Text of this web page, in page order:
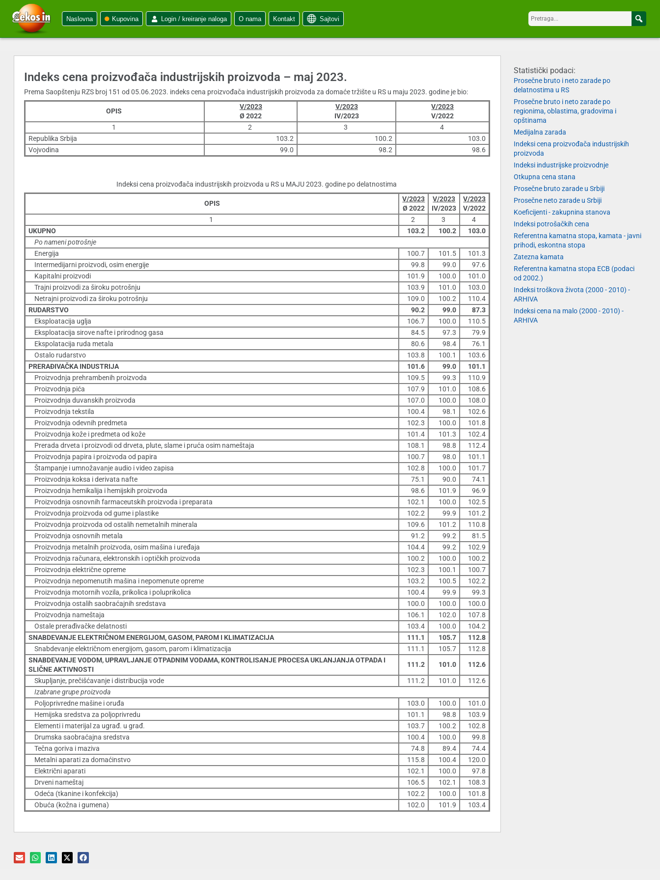
Naslovna Kupovina Login / kreiranje naloga O nama Kontakt Sajtovi
Indeks cena proizvođača industrijskih proizvoda – maj 2023.
Prema Saopštenju RZS broj 151 od 05.06.2023. indeks cena proizvođača industrijskih proizvoda za domaće tržište u RS u maju 2023. godine je bio:
OPIS
V/2023
Ø 2022
V/2023
IV/2023
V/2023
V/2022
1
2 3
4
Republika Srbija
103.2 100.2
103.0
Vojvodina
99.0 98.2 98.6
Indeksi cena proizvođača industrijskih proizvoda u RS u MAJU 2023. godine po delatnostima
OPIS
V/2023
Ø 2022
V/2023
IV/2023
V/2023
V/2022
1
2 3
4
UKUPNO
103.2 100.2
103.0
Po nameni potrošnje
Energija
100.7 101.5
101.3
Intermedijarni proizvodi, osim energije
99.8 99.0
97.6
Kapitalni proizvodi
101.9 100.0
101.0
Trajni proizvodi za široku potrošnju
103.9 101.0
103.0
Netrajni proizvodi za široku potrošnju
109.0 100.2
110.4
RUDARSTVO
90.2 99.0
87.3
Eksploatacija uglja
106.7 100.0
110.5
Eksploatacija sirove nafte i prirodnog gasa
84.5 97.3
79.9
Ekspolatacija ruda metala
80.6 98.4
76.1
Ostalo rudarstvo
103.8 100.1
103.6
PRERAÐIVAČKA INDUSTRIJA
101.6 99.0
101.1
Proizvodnja prehrambenih proizvoda
109.5 99.3
110.9
Proizvodnja pića
107.9 101.0
108.6
Proizvodnja duvanskih proizvoda
107.0 100.0
108.0
Proizvodnja tekstila
100.4 98.1
102.6
Proizvodnja odevnih predmeta
102.3 100.0
101.8
Proizvodnja kože i predmeta od kože
101.4 101.3
102.4
Prerada drveta i proizvodi od drveta, plute, slame i pruća osim nameštaja
108.1 98.8
112.4
Proizvodnja papira i proizvoda od papira
100.7 98.0
101.1
Štampanje i umnožavanje audio i video zapisa
102.8 100.0
101.7
Proizvodnja koksa i derivata nafte
75.1 90.0
74.1
Proizvodnja hemikalija i hemijskih proizvoda
98.6 101.9
96.9
Proizvodnja osnovnih farmaceutskih proizvoda i preparata
102.1 100.0
102.5
Proizvodnja proizvoda od gume i plastike
102.2 99.9
101.2
Proizvodnja proizvoda od ostalih nemetalnih minerala
109.6 101.2
110.8
Proizvodnja osnovnih metala
91.2 99.2
81.5
Proizvodnja metalnih proizvoda, osim mašina i uređaja
104.4 99.2
102.9
Proizvodnja računara, elektronskih i optičkih proizvoda
100.2 100.0
100.2
Proizvodnja električne opreme
102.3 100.1
100.7
Proizvodnja nepomenutih mašina i nepomenute opreme
103.2 100.5
102.2
Proizvodnja motornih vozila, prikolica i poluprikolica
100.4 99.9
99.3
Proizvodnja ostalih saobraćajnih sredstava
100.0 100.0
100.0
Proizvodnja nameštaja
106.1 102.0
107.8
Ostale prerađivačke delatnosti
103.4 100.0
104.2
SNABDEVANJE ELEKTRIČNOM ENERGIJOM, GASOM, PAROM I KLIMATIZACIJA
111.1 105.7
112.8
Snabdevanje električnom energijom, gasom, parom i klimatizacija
111.1 105.7
112.8
SNABDEVANJE VODOM, UPRAVLJANJE OTPADNIM VODAMA, KONTROLISANJE PROCESA UKLANJANJA OTPADA I
SLIČNE AKTIVNOSTI
111.2 101.0 112.6
Skupljanje, prečišćavanje i distribucija vode 111.2 101.0
112.6
Izabrane grupe proizvoda
Poljoprivredne mašine i oruđa
103.0 100.0
101.0
Hemijska sredstva za poljoprivredu
101.1 98.8
103.9
Elementi i materijal za ugrađ. u građ.
103.7 100.2
102.8
Drumska saobraćajna sredstva
100.4 100.0
99.8
Tečna goriva i maziva
74.8 89.4
74.4
Metalni aparati za domaćinstvo
115.8 100.4
120.0
Električni aparati
102.1 100.0
97.8
Drveni nameštaj
106.5 102.1
108.3
Odeća (tkanine i konfekcija)
102.2 100.0
101.8
Obuća (kožna i gumena)
102.0 101.9 103.4
Statistički podaci:
Prosečne bruto i neto zarade po
delatnostima u RS
Prosečne bruto i neto zarade po
regionima, oblastima, gradovima i
opštinama
Medijalna zarada
Indeksi cena proizvođača industrijskih
proizvoda
Indeksi industrijske proizvodnje
Otkupna cena stana
Prosečne bruto zarade u Srbiji
Prosečne neto zarade u Srbiji
Koeficijenti - zakupnina stanova
Indeksi potrošačkih cena
Referentna kamatna stopa, kamata - javni
prihodi, eskontna stopa
Zatezna kamata
Referentna kamatna stopa ECB (podaci
od 2002.)
Indeksi troškova života (2000 - 2010) -
ARHIVA
Indeksi cena na malo (2000 - 2010) -
ARHIVA